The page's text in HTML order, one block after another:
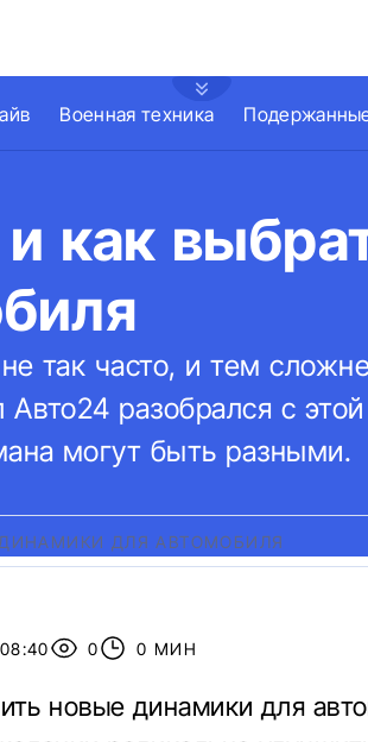
Военная техника
как
так часто, и тем
Авто24 разобрался с
могут быть разными.
ДИНАМИКИ ДЛЯ АВТОМОБИЛЯ
0 0 МИН
новые динамики для